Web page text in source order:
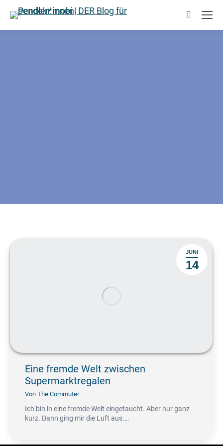
Suchen:
JUNI
14
Eine fremde Welt zwischen
Supermarktregalen
Von The Commuter
Ich bin in eine fremde Welt eingetaucht. Aber nur ganz
kurz. Dann ging mir die Luft aus.…